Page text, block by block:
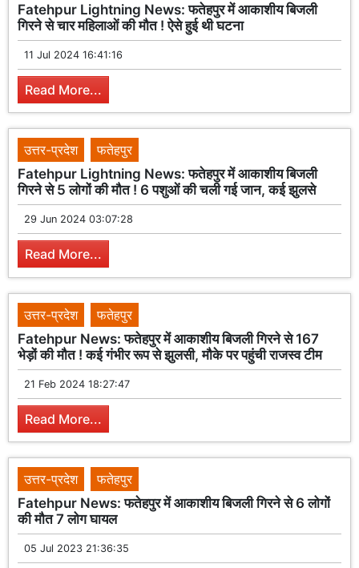
Fatehpur Lightning News: फतेहपुर में आकाशीय बिजली
गिरने से चार महिलाओं की मौत ! ऐसे हुई थी घटना
11 Jul 2024 16:41:16
Read More...
उत्तर-प्रदेश
फतेहपुर
Fatehpur Lightning News: फतेहपुर में आकाशीय बिजली
गिरने से 5 लोगों की मौत ! 6 पशुओं की चली गई जान, कई झुलसे
29 Jun 2024 03:07:28
Read More...
उत्तर-प्रदेश
फतेहपुर
Fatehpur News: फतेहपुर में आकाशीय बिजली गिरने से 167
भेड़ों की मौत ! कई गंभीर रूप से झुलसी, मौके पर पहुंची राजस्व टीम
21 Feb 2024 18:27:47
Read More...
उत्तर-प्रदेश
फतेहपुर
Fatehpur News: फतेहपुर में आकाशीय बिजली गिरने से 6 लोगों
की मौत 7 लोग घायल
05 Jul 2023 21:36:35